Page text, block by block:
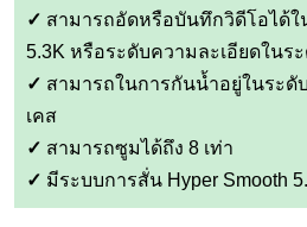
✓ สามารถอัดหรือบันทึกวิดีโอได้ใ
5.3K หรือระดับความละเอียดในร
✓ สามารถในการกันน้ำอยู่ในระดั
เคส
✓ สามารถซูมได้ถึง 8 เท่า
✓ มีระบบการสั่น Hyper Smooth